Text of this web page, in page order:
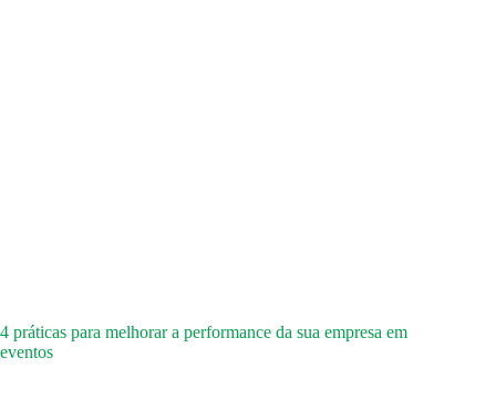
4 práticas para melhorar a performance da sua empresa em
eventos